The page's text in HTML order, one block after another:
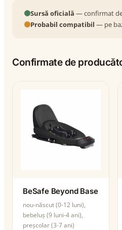
Sursă oficială — confirmat
Probabil compatibil — pe
Confirmate de
BeSafe Beyond Base
nou-născut (0-12 luni),
bebeluș (9 luni-4 ani),
preșcolar (3-7 ani)